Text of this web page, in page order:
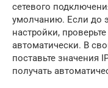
сетевого
умолчанию. Если до
настройки,
автоматически. В
поставьте значения
получать